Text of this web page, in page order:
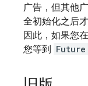
广告，但其他
全初始化之后
因此，如果您
您等到 Future